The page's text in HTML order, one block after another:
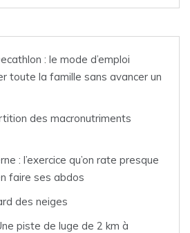
: le mode d’emploi
toute la famille sans avancer un
des macronutriments
: l’exercice qu’on rate presque
faire ses abdos
des neiges
piste de luge de 2 km à